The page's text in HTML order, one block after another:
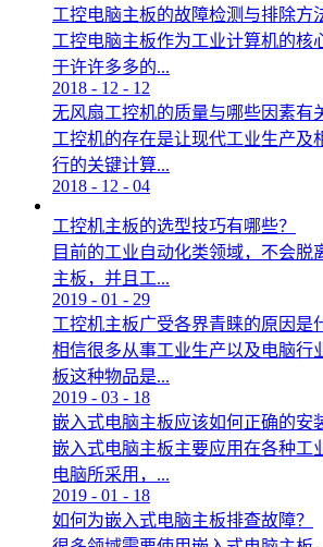
工控电脑主板的故障检测与排除方
工控电脑主板作为工业计算机的核
于许许多多的...
2018 - 12 - 12
无风扇工控机的质量与哪些因素有
工控机的存在是让现代工业生产及
行的关键计算...
2018 - 12 - 04
工控机主板的选型技巧有哪些？
目前的工业自动化类领域，不会脱
主板，并且工...
2019 - 01 - 29
工控机主板广受各界青睐的原因是
相信很多从事工业生产以及电脑行
板这种物品是...
2019 - 03 - 18
嵌入式电脑主板应该如何正确的安
嵌入式电脑主板主要应用在各种工
电脑所采用，...
2019 - 01 - 18
如何为嵌入式电脑主板排查故障？